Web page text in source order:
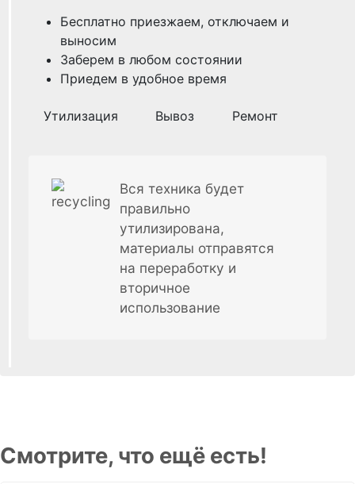
Бесплатно приезжаем, отключаем и
выносим
Заберем в любом состоянии
Приедем в удобное время
Утилизация Вывоз Ремонт
Вся техника будет
правильно
утилизирована,
материалы отправятся
на переработку и
вторичное
использование
Смотрите, что ещё есть!